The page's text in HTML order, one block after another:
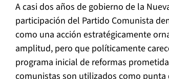
A casi dos años de gobierno de la
participación del Partido Comunista
como una acción estratégicamente
amplitud, pero que políticamente
programa inicial de reformas
comunistas son utilizados como